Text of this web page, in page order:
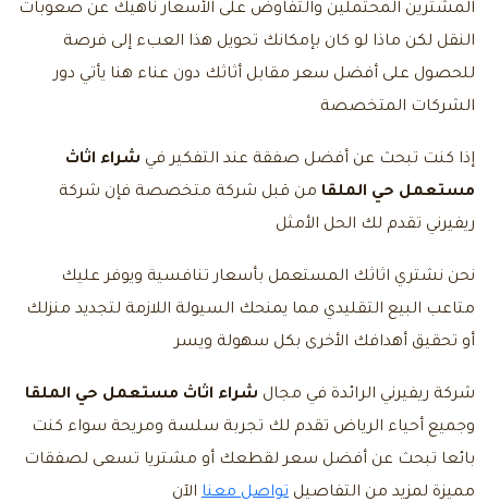
المشترين المحتملين والتفاوض على الأسعار ناهيك عن صعوبات
النقل لكن ماذا لو كان بإمكانك تحويل هذا العبء إلى فرصة
للحصول على أفضل سعر مقابل أثاثك دون عناء هنا يأتي دور
الشركات المتخصصة
إذا كنت تبحث عن أفضل صفقة عند التفكير في شراء اثاث
مستعمل حي الملقا من قبل شركة متخصصة فإن شركة
ريفيرني تقدم لك الحل الأمثل
نحن نشتري اثاثك المستعمل بأسعار تنافسية ويوفر عليك
متاعب البيع التقليدي مما يمنحك السيولة اللازمة لتجديد منزلك
أو تحقيق أهدافك الأخرى بكل سهولة ويسر
شركة ريفيرني الرائدة في مجال شراء اثاث مستعمل حي الملقا
وجميع أحياء الرياض تقدم لك تجربة سلسة ومريحة سواء كنت
بائعا تبحث عن أفضل سعر لقطعك أو مشتريا تسعى لصفقات
مميزة لمزيد من التفاصيل تواصل معنا الآن